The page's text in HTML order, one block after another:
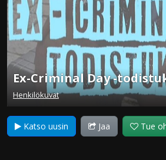
Ex-Criminal Day -
Henkilökuvat
Katso uusin Jaa Tue